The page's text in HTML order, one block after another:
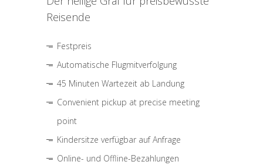
Reisende
Festpreis
Automatische Flugmitverfolgung
45 Minuten Wartezeit ab Landung
Convenient pickup at precise meeting
point
Kindersitze verfügbar auf Anfrage
Online- und Offline-Bezahlungen